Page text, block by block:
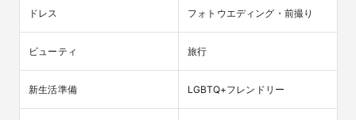
ドレス フォトウエディング・前撮り
ビューティ 旅行
新生活準備 LGBTQ+フレンドリー